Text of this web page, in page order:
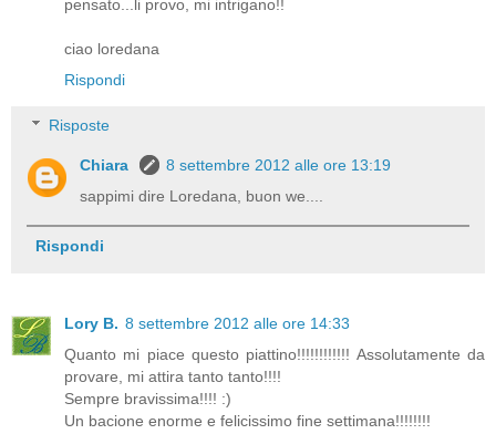
pensato...li provo, mi intrigano!!
ciao loredana
Rispondi
Risposte
Chiara
8 settembre 2012 alle ore 13:19
sappimi dire Loredana, buon we....
Rispondi
Lory B. 8 settembre 2012 alle ore 14:33
Quanto mi piace questo piattino!!!!!!!!!!!! Assolutamente da
provare, mi attira tanto tanto!!!!
Sempre bravissima!!!! :)
Un bacione enorme e felicissimo fine settimana!!!!!!!!